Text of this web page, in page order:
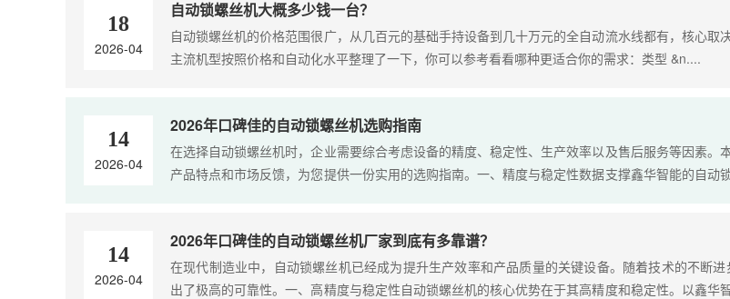
18
2026-04
自动锁螺丝机大概多少钱一台？
自动锁螺丝机的价格范围很广，从几百元的基础手持设备到几十万元的全自动流水线都有，核心
主流机型按照价格和自动化水平整理了一下，你可以参考看看哪种更适合你的需求：类型 &n....
14
2026-04
2026年口碑佳的自动锁螺丝机选购指南
在选择自动锁螺丝机时，企业需要综合考虑设备的精度、稳定性、生产效率以及售后服务等因素
产品特点和市场反馈，为您提供一份实用的选购指南。一、精度与稳定性数据支撑鑫华智能的自
14
2026-04
2026年口碑佳的自动锁螺丝机厂家到底有多靠谱？
在现代制造业中，自动锁螺丝机已经成为提升生产效率和产品质量的关键设备。随着技术的不断
出了极高的可靠性。一、高精度与稳定性自动锁螺丝机的核心优势在于其高精度和稳定性。以鑫